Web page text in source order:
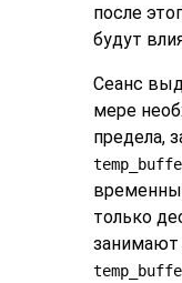
после
будут
Сеанс
мере
предела,
только
занимают